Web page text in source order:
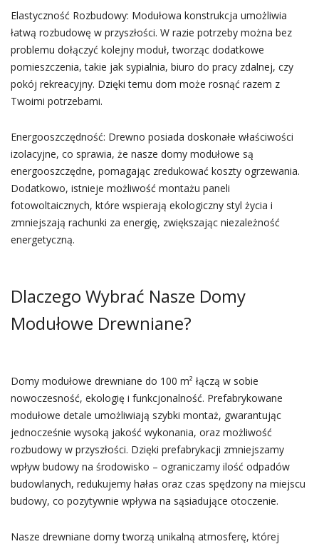
Elastyczność Rozbudowy: Modułowa konstrukcja umożliwia
łatwą rozbudowę w przyszłości. W razie potrzeby można bez
problemu dołączyć kolejny moduł, tworząc dodatkowe
pomieszczenia, takie jak sypialnia, biuro do pracy zdalnej, czy
pokój rekreacyjny. Dzięki temu dom może rosnąć razem z
Twoimi potrzebami.
Energooszczędność: Drewno posiada doskonałe właściwości
izolacyjne, co sprawia, że nasze domy modułowe są
energooszczędne, pomagając zredukować koszty ogrzewania.
Dodatkowo, istnieje możliwość montażu paneli
fotowoltaicznych, które wspierają ekologiczny styl życia i
zmniejszają rachunki za energię, zwiększając niezależność
energetyczną.
Dlaczego Wybrać Nasze Domy
Modułowe Drewniane?
Domy modułowe drewniane do 100 m² łączą w sobie
nowoczesność, ekologię i funkcjonalność. Prefabrykowane
modułowe detale umożliwiają szybki montaż, gwarantując
jednocześnie wysoką jakość wykonania, oraz możliwość
rozbudowy w przyszłości. Dzięki prefabrykacji zmniejszamy
wpływ budowy na środowisko – ograniczamy ilość odpadów
budowlanych, redukujemy hałas oraz czas spędzony na miejscu
budowy, co pozytywnie wpływa na sąsiadujące otoczenie.
Nasze drewniane domy tworzą unikalną atmosferę, której